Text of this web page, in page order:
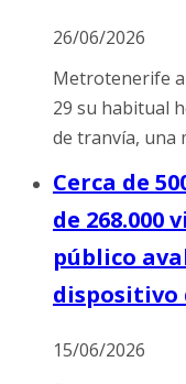
26/06/2026
Metrotenerife
29 su habitual
de tranvía, una
Cerca de
de
público
dispositivo
15/06/2026